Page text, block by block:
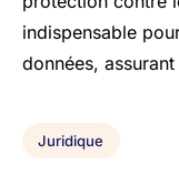
indispensable
données,
Juridique